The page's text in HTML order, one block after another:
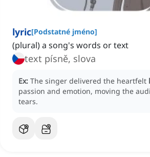
lyric[Podstatné jméno]
(plural) a song's words or text
text písně, slova
Ex: The singer delivered the heartfelt
passion and emotion, moving the
tears.